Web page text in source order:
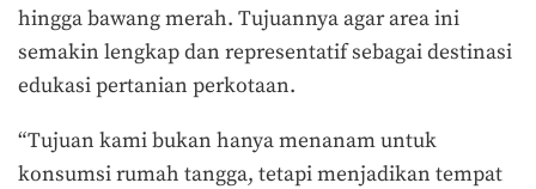
hingga bawang merah. Tujuannya agar area ini
semakin lengkap dan representatif sebagai destinasi
edukasi pertanian perkotaan.
“Tujuan kami bukan hanya menanam untuk
konsumsi rumah tangga, tetapi menjadikan tempat